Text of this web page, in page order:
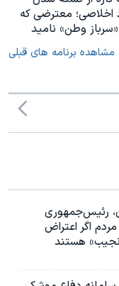
معترضی که
وطن» نامید
مشاهده برنامه های قبلی
رئيس‌جمهوری
اگر اعتراض
هستند